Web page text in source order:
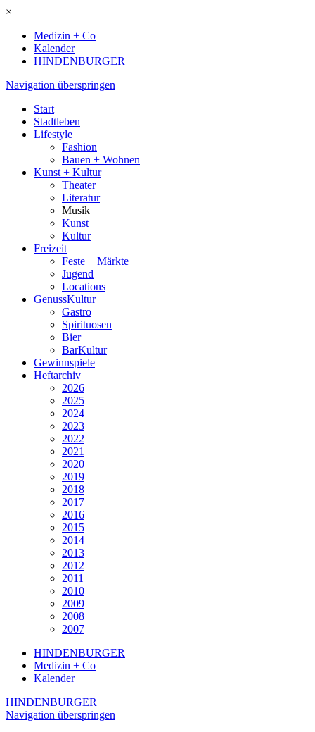
×
Medizin + Co
Kalender
HINDENBURGER
Navigation überspringen
Start
Stadtleben
Lifestyle
Fashion
Bauen + Wohnen
Kunst + Kultur
Theater
Literatur
Musik
Kunst
Kultur
Freizeit
Feste + Märkte
Jugend
Locations
GenussKultur
Gastro
Spirituosen
Bier
BarKultur
Gewinnspiele
Heftarchiv
2026
2025
2024
2023
2022
2021
2020
2019
2018
2017
2016
2015
2014
2013
2012
2011
2010
2009
2008
2007
HINDENBURGER
Medizin + Co
Kalender
HINDENBURGER
Navigation überspringen